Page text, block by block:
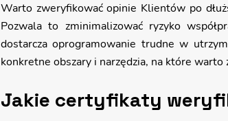
Warto zweryfikować opinie Klientów po
Pozwala to zminimalizować ryzyko
dostarcza oprogramowanie trudne w
konkretne obszary i narzędzia, na które
Jakie certyfikaty